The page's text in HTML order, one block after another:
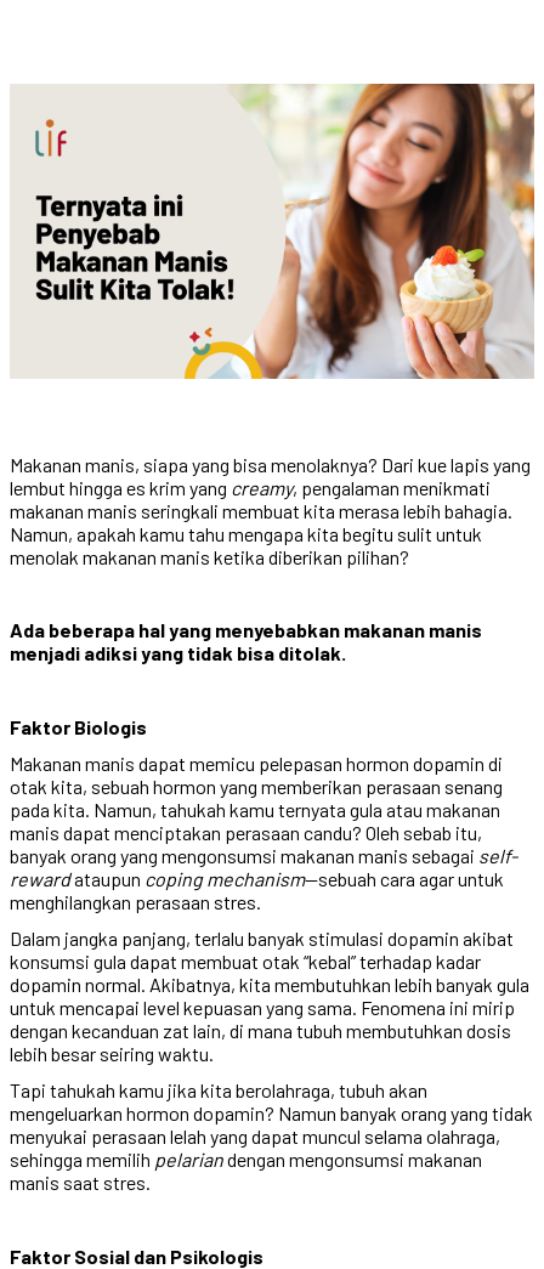
Makanan manis, siapa yang bisa menolaknya? Dari kue lapis yang
lembut hingga es krim yang creamy, pengalaman menikmati
makanan manis seringkali membuat kita merasa lebih bahagia.
Namun, apakah kamu tahu mengapa kita begitu sulit untuk
menolak makanan manis ketika diberikan pilihan?
Ada beberapa hal yang menyebabkan makanan manis
menjadi adiksi yang tidak bisa ditolak.
Faktor Biologis
Makanan manis dapat memicu pelepasan hormon dopamin di
otak kita, sebuah hormon yang memberikan perasaan senang
pada kita. Namun, tahukah kamu ternyata gula atau makanan
manis dapat menciptakan perasaan candu? Oleh sebab itu,
banyak orang yang mengonsumsi makanan manis sebagai self-
rewardataupun coping mechanism—sebuah cara agar untuk
menghilangkan perasaan stres.
Dalam jangka panjang, terlalu banyak stimulasi dopamin akibat
konsumsi gula dapat membuat otak “kebal” terhadap kadar
dopamin normal. Akibatnya, kita membutuhkan lebih banyak gula
untuk mencapai level kepuasan yang sama. Fenomena ini mirip
dengan kecanduan zat lain, di mana tubuh membutuhkan dosis
lebih besar seiring waktu.
Tapi tahukah kamu jika kita berolahraga, tubuh akan
mengeluarkan hormon dopamin? Namun banyak orang yang tidak
menyukai perasaan lelah yang dapat muncul selama olahraga,
sehingga memilih pelariandengan mengonsumsi makanan
manis saat stres.
Faktor Sosial dan Psikologis